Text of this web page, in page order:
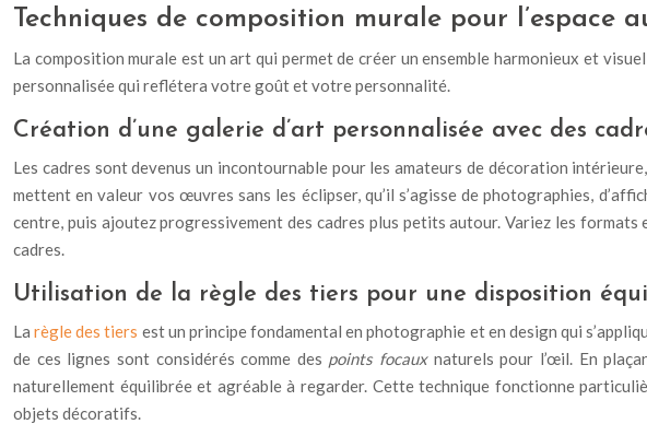
Techniques de composition murale pour l’espace
La composition murale est un art qui permet de créer un ensemble harmonieux et
personnalisée qui reflétera votre goût et votre personnalité.
Création d’une galerie d’art personnalisée avec des
Les cadres sont devenus un incontournable pour les amateurs de décoration
mettent en valeur vos œuvres sans les éclipser, qu’il s’agisse de photographies,
centre, puis ajoutez progressivement des cadres plus petits autour. Variez les
cadres.
Utilisation de la règle des tiers pour une disposition
Larègle des tiers est un principe fondamental en photographie et en design qui
de ces lignes sont considérés comme des points focaux naturels pour l’œil. En
naturellement équilibrée et agréable à regarder. Cette technique fonctionne
objets décoratifs.